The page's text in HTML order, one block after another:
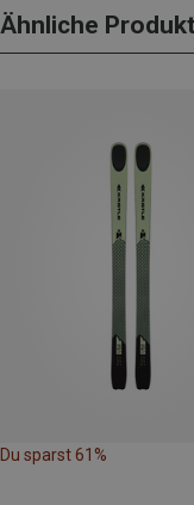
Ähnliche
Du sparst 61%